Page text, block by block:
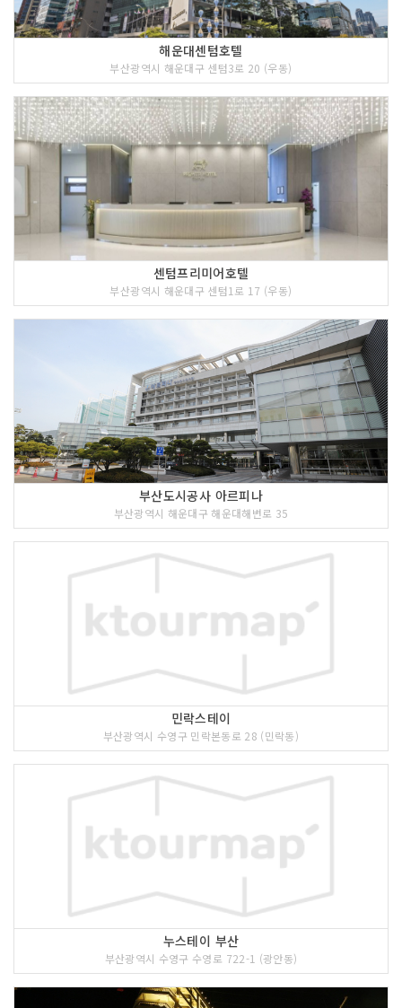
해운대센텀호텔
부산광역시 해운대구 센텀3로 20 (우동)
센텀프리미어호텔
부산광역시 해운대구 센텀1로 17 (우동)
부산도시공사 아르피나
부산광역시 해운대구 해운대해변로 35
민락스테이
부산광역시 수영구 민락본동로 28 (민락동)
누스테이 부산
부산광역시 수영구 수영로 722-1 (광안동)